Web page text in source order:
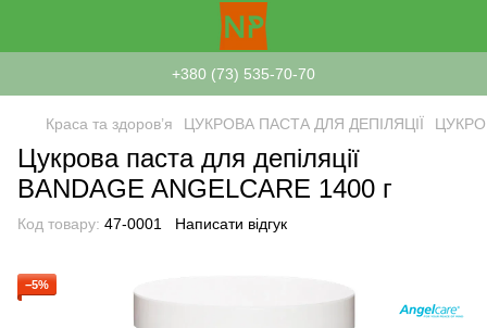
+380 (73) 535-70-70
Краса та здоров’я ЦУКРОВА ПАСТА ДЛЯ ДЕПІЛЯЦІЇ
Цукрова паста для депіляції
BANDAGE ANGELCARE 1400 г
Код товару: 47-0001 Написати відгук
−5%